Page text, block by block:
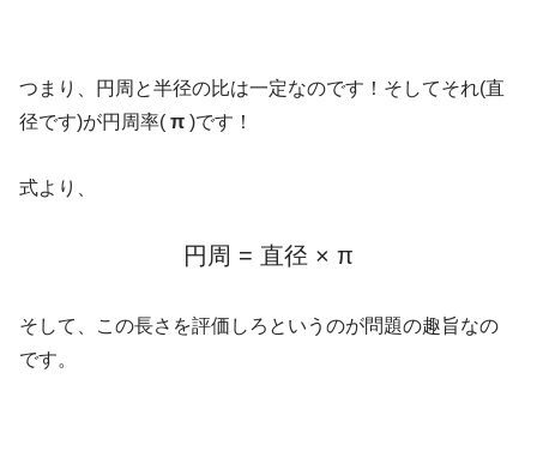
つまり、円周と半径の比は一定なのです！そしてそれ(直
径です)が円周率(π)です！
式より、
円周 = 直径 × π
そして、この長さを評価しろというのが問題の趣旨なの
です。